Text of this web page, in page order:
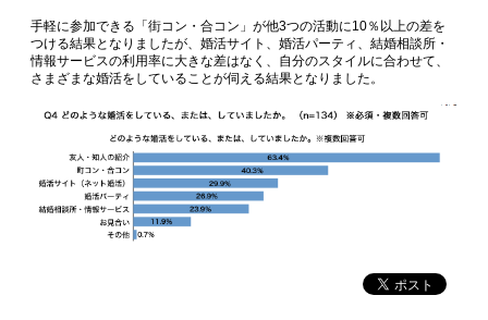
手軽に参加できる「街コン・合コン」が他3つの活動に10％以上の差を
つける結果となりましたが、婚活サイト、婚活パーティ、結婚相談所・
情報サービスの利用率に大きな差はなく、自分のスタイルに合わせて、
さまざまな婚活をしていることが伺える結果となりました。